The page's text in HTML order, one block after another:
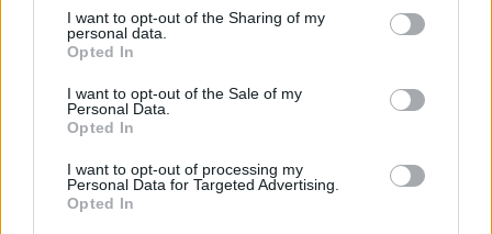
I want to opt-out of the Sharing of my
personal data.
Opted In
I want to opt-out of the Sale of my
Personal Data.
Opted In
I want to opt-out of processing my
Personal Data for Targeted Advertising.
Opted In
atsitrenkė į kito galą.
Mančesterio policija pranešė, kad kelias buvo
uždarytas tol, kol vietoje dirbo pagalbos
tarnybos. Apie įvykį buvo pranešta apie 8 val.
30 min. vietos laiku.